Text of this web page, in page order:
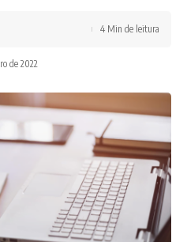
de 2022
4 Min de leitura